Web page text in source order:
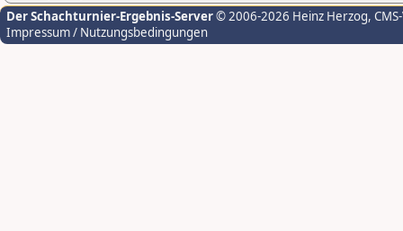
Der Schachturnier-Ergebnis-Server© 2006-2026 Heinz Herzog,
Impressum / Nutzungsbedingungen